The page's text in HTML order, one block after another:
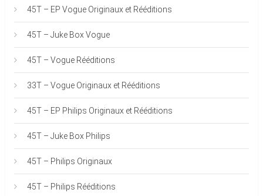
45T – EP Vogue Originaux et Rééditions
45T – Juke Box Vogue
45T – Vogue Rééditions
33T – Vogue Originaux et Rééditions
45T – EP Philips Originaux et Rééditions
45T – Juke Box Philips
45T – Philips Originaux
45T – Philips Rééditions